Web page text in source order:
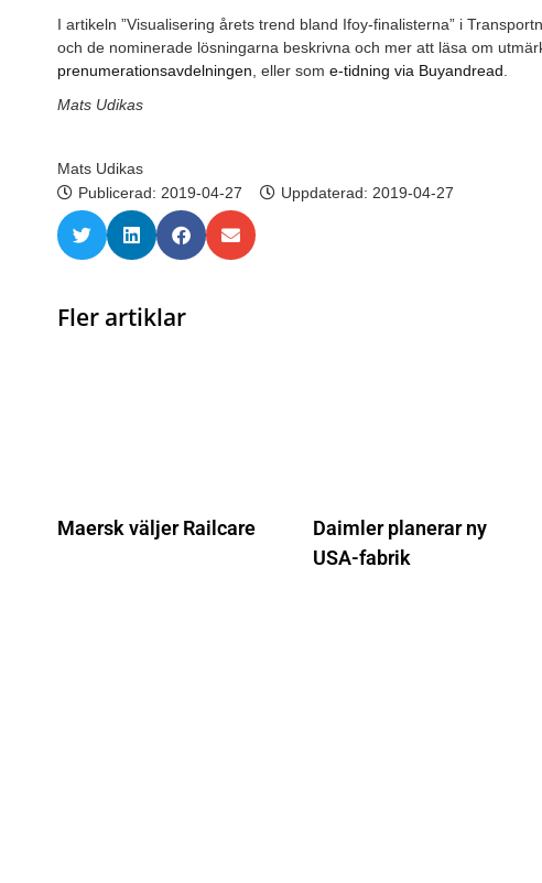
I artikeln ”Visualisering årets trend bland Ifoy-finalisterna” i
och de nominerade lösningarna beskrivna och mer att läsa om
prenumerationsavdelningen , eller som e-tidning via Buyandread
Mats Udikas
Mats Udikas
Publicerad: 2019-04-27 Uppdaterad: 2019-04-27
Fler artiklar
Maersk väljer Railcare
Daimler planerar ny
USA-fabrik